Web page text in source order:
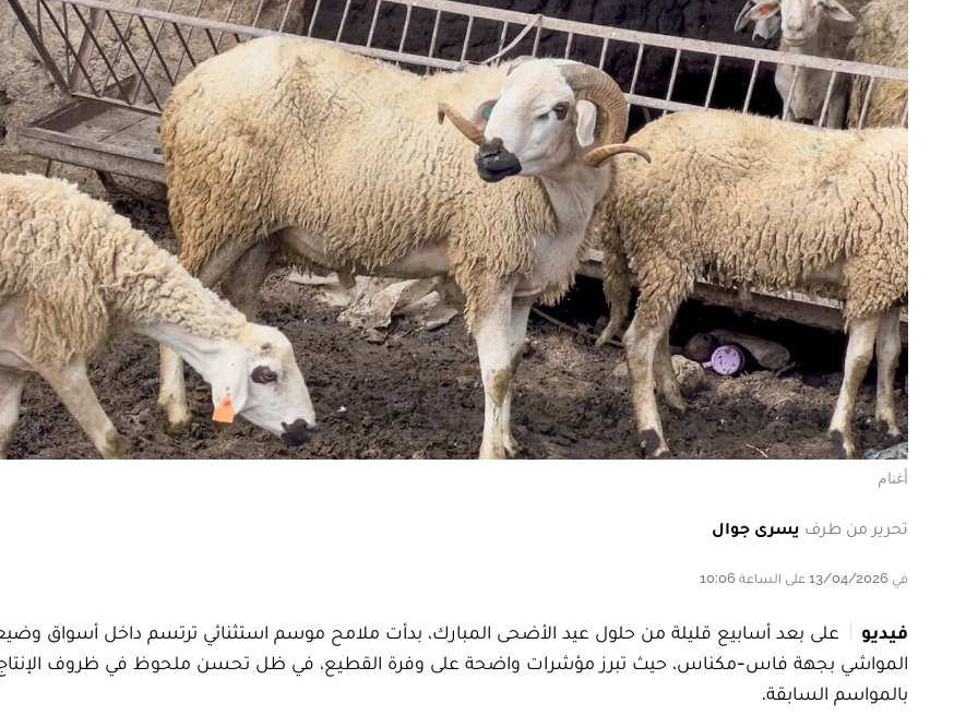
أغنام
تحرير من طرف يسرى جوال
في 13/04/2026 على الساعة 10:06
فيديو
على بعد أسابيع قليلة من حلول عيد الأضحى المبارك، بدأت ملامح موسم استثنائي ترتسم داخل أسواق
المواشي بجهة فاس-مكناس، حيث تبرز مؤشرات واضحة على وفرة القطيع، في ظل تحسن ملحوظ في ظروف الإنتاج
بالمواسم السابقة.